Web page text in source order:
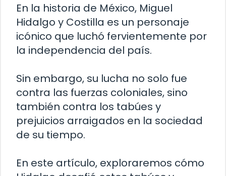
En la historia de México, Miguel
Hidalgo y Costilla es un personaje
icónico que luchó fervientemente por
la independencia del país.
Sin embargo, su lucha no solo fue
contra las fuerzas coloniales, sino
también contra los tabúes y
prejuicios arraigados en la sociedad
de su tiempo.
En este artículo, exploraremos cómo